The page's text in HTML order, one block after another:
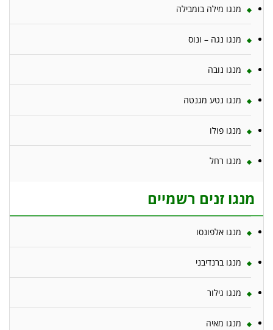
מנגו מילה בומבילה
מנגו נגה – ונוס
מנגו נובה
מנגו נטע מגנטה
מנגו פולו
מנגו רחל
מנגו זנים רשמיים
מנגו אלפונסו
מנגו ברנדיבני
מנגו גילור
מנגו מאיה